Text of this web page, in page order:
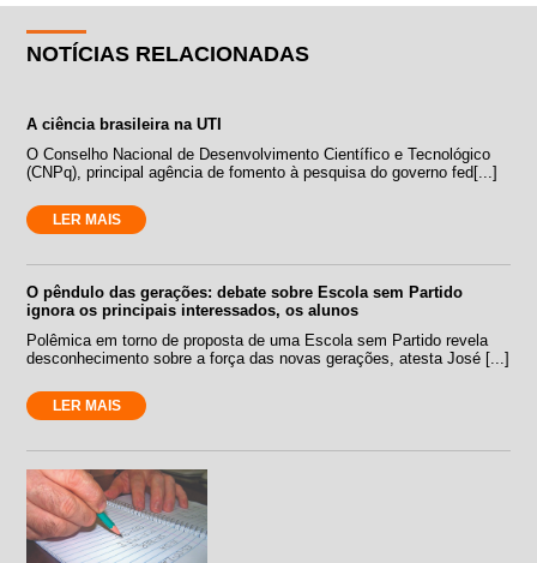
NOTÍCIAS RELACIONADAS
A ciência brasileira na UTI
O Conselho Nacional de Desenvolvimento Científico e Tecnológico
(CNPq), principal agência de fomento à pesquisa do governo fed[...]
LER MAIS
O pêndulo das gerações: debate sobre Escola sem Partido
ignora os principais interessados, os alunos
Polêmica em torno de proposta de uma Escola sem Partido revela
desconhecimento sobre a força das novas gerações, atesta José [...]
LER MAIS